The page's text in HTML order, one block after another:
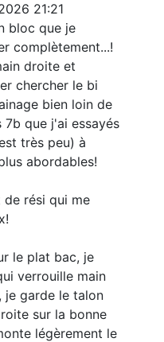
21:21
bloc que je
complètement...!
droite et
chercher le bi
bien loin de
7b que j'ai essayés
très peu) à
abordables!
rési qui me
le plat bac, je
verrouille main
je garde le talon
sur la bonne
légèrement le